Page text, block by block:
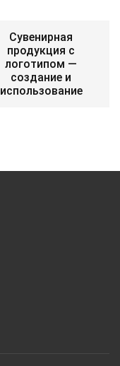
Сувенирная
продукция с
логотипом —
создание и
использование